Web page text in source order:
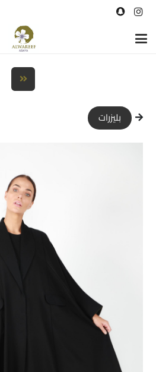
بليزرات